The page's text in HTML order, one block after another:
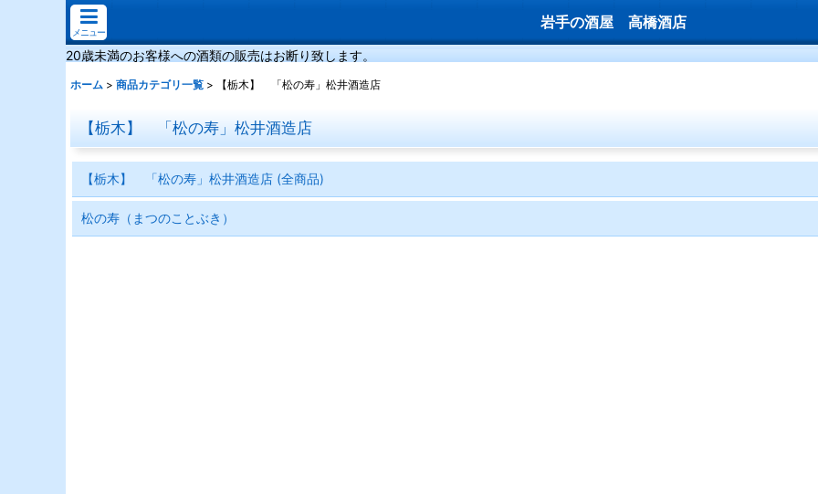
メニュー
岩手の酒屋 高橋酒店
20歳未満のお客様への酒類の販売はお断り致します。
ホーム > 商品カテゴリ一覧 > 【栃木】 「松の寿」松井酒造店
【栃木】 「松の寿」松井酒造店
【栃木】 「松の寿」松井酒造店 (全商品)
松の寿（まつのことぶき）